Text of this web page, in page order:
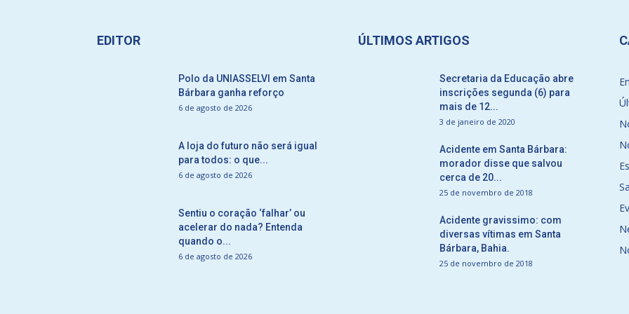
EDITOR
Polo da UNIASSELVI em Santa
Bárbara ganha reforço
6 de agosto de 2026
A loja do futuro não será igual
para todos: o que...
6 de agosto de 2026
Sentiu o coração ‘falhar’ ou
acelerar do nada? Entenda
quando o...
6 de agosto de 2026
ÚLTIMOS ARTIGOS
Secretaria da Educação abre
inscrições segunda (6) para
mais de 12...
3 de janeiro de 2020
Acidente em Santa Bárbara:
morador disse que salvou
cerca de 20...
25 de novembro de 2018
Acidente gravissimo: com
diversas vítimas em Santa
Bárbara, Bahia.
25 de novembro de 2018